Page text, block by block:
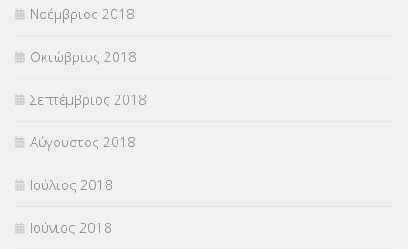
Νοέμβριος 2018
Οκτώβριος 2018
Σεπτέμβριος 2018
Αύγουστος 2018
Ιούλιος 2018
Ιούνιος 2018